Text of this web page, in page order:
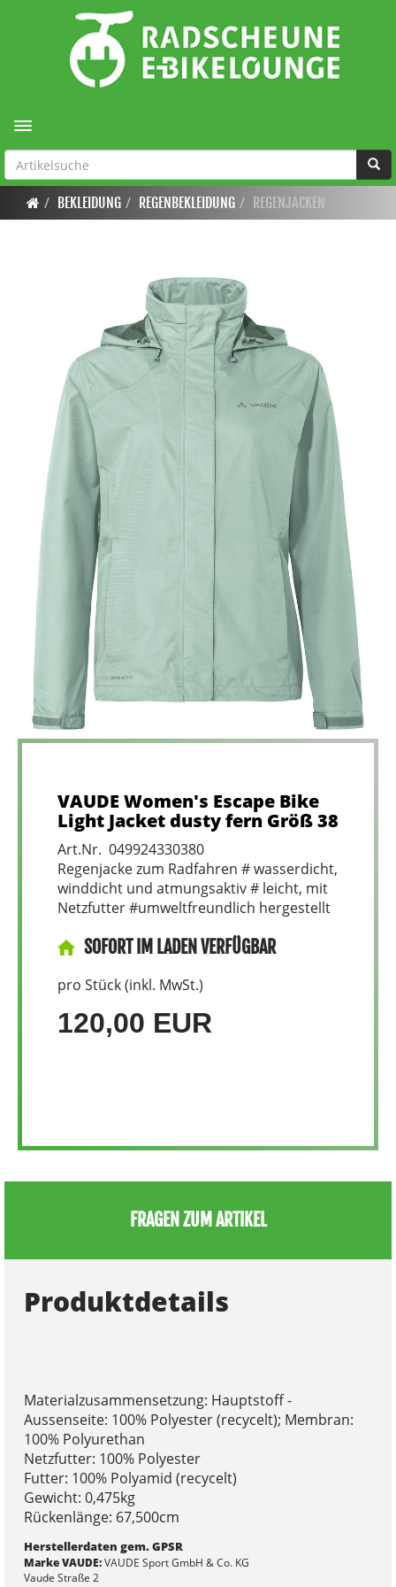
Toggle navigation
BEKLEIDUNG REGENBEKLEIDUNG REGENJACKEN
VAUDE Women's Escape Bike
Light Jacket dusty fern Größ 38
Art.Nr. 049924330380
Regenjacke zum Radfahren # wasserdicht,
winddicht und atmungsaktiv # leicht, mit
Netzfutter #umweltfreundlich hergestellt
SOFORT IM LADEN VERFÜGBAR
pro Stück (inkl. MwSt.)
120,00 EUR
FRAGEN ZUM ARTIKEL
Produktdetails
Materialzusammensetzung: Hauptstoff -
Aussenseite: 100% Polyester (recycelt); Membran:
100% Polyurethan
Netzfutter: 100% Polyester
Futter: 100% Polyamid (recycelt)
Gewicht: 0,475kg
Rückenlänge: 67,500cm
Herstellerdaten gem. GPSR
Marke VAUDE:VAUDE Sport GmbH & Co. KG
Vaude Straße 2